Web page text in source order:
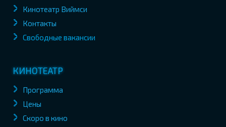
Кинотеатр Виймси
Контакты
Свободные вакансии
КИНОТЕАТР
Программа
Цены
Скоро в кино